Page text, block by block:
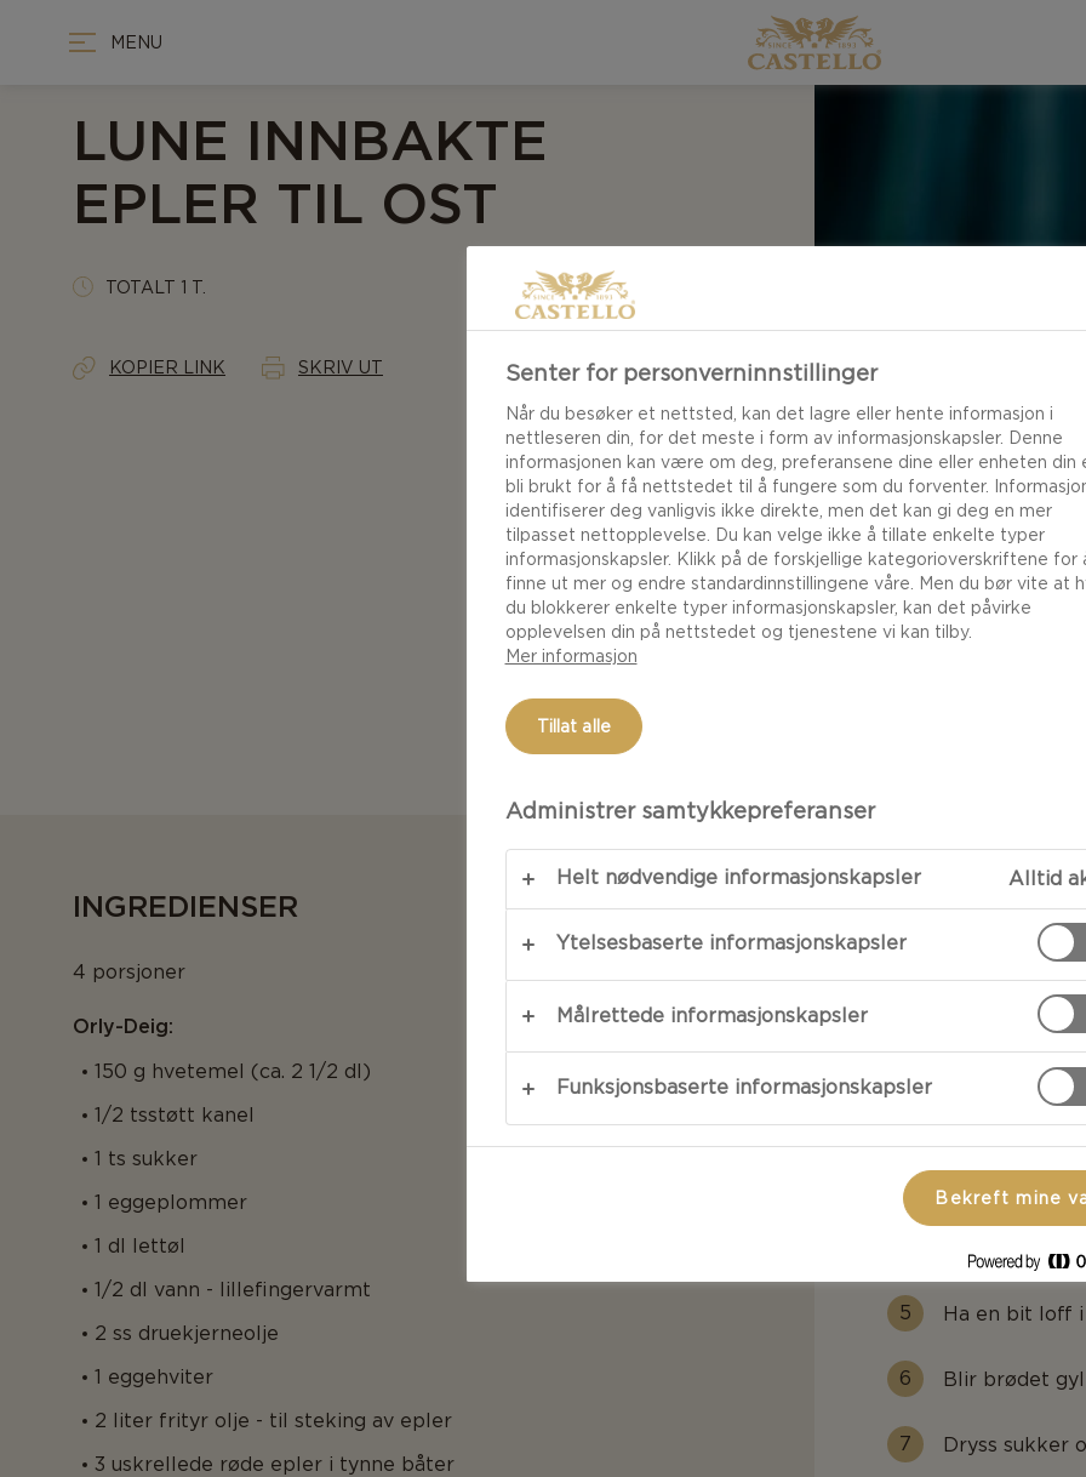
MENU
LUNE INNBAKTE
EPLER TIL OST
TOTALT 1 T.
KOPIER LINK SKRIV UT
INGREDIENSER
4 porsjoner
Orly-Deig:
150 g hvetemel (ca. 2 1/2 dl)
1/2 tsstøtt kanel
1 ts sukker
1 eggeplommer
1 dl lettøl
1/2 dl vann - lillefingervarmt
2 ss druekjerneolje
1 eggehviter
2 liter frityr olje - til steking av epler
3 uskrellede røde epler i tynne båter
Pisk mel,
til en glatt
Varm oljen
Ha en bit loff
Blir brødet
Dryss sukker
Senter for personverninnstillinger
Når du besøker et nettsted, kan det lagre eller hente informasjon i
nettleseren din, for det meste i form av informasjonskapsler. Denne
informasjonen kan være om deg, preferansene dine eller enheten din
bli brukt for å få nettstedet til å fungere som du forventer.
identifiserer deg vanligvis ikke direkte, men det kan gi deg en mer
tilpasset nettopplevelse. Du kan velge ikke å tillate enkelte typer
informasjonskapsler. Klikk på de forskjellige kategorioverskriftene for
finne ut mer og endre standardinnstillingene våre. Men du bør vite at
du blokkerer enkelte typer informasjonskapsler, kan det påvirke
opplevelsen din på nettstedet og tjenestene vi kan tilby.
Mer informasjon
Tillat alle
Administrer samtykkepreferanser
Helt nødvendige informasjonskapsler Alltid
Ytelsesbaserte informasjonskapsler
Målrettede informasjonskapsler
Funksjonsbaserte informasjonskapsler
Bekreft mine